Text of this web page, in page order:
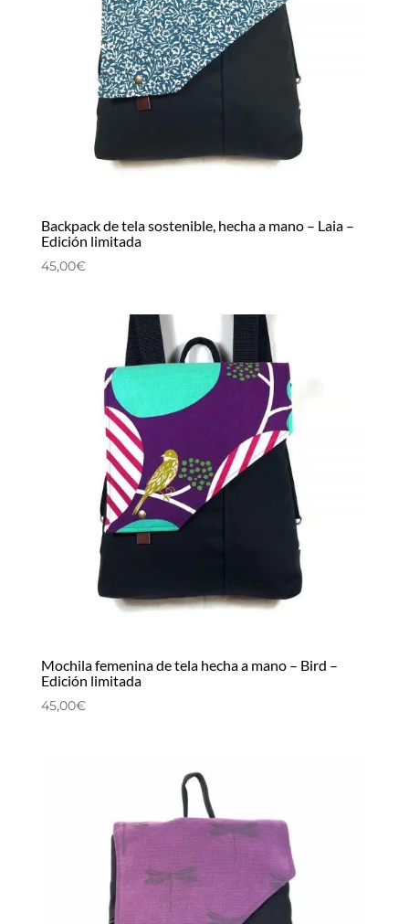
Backpack de tela sostenible, hecha a mano – Laia –
Edición limitada
45,00€
Mochila femenina de tela hecha a mano – Bird –
Edición limitada
45,00€